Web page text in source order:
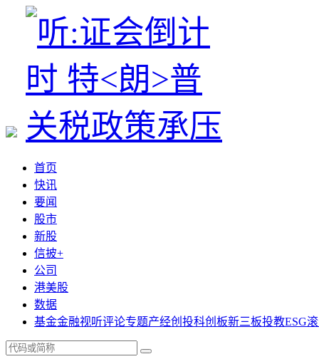
首页
快讯
要闻
股市
新股
信披+
公司
港美股
数据
基金金融视听评论专题产经创投科创板新三板投教ESG